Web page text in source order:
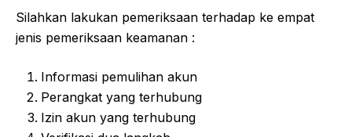
Silahkan lakukan pemeriksaan terhadap ke empat
jenis pemeriksaan keamanan :
Informasi pemulihan akun
Perangkat yang terhubung
Izin akun yang terhubung